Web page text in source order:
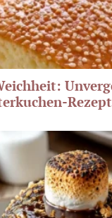
Rezept